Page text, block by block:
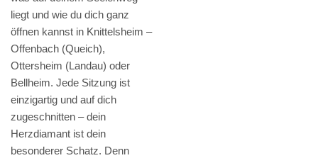
liegt und wie du dich ganz
öffnen kannst in Knittelsheim –
Offenbach (Queich),
Ottersheim (Landau) oder
Bellheim. Jede Sitzung ist
einzigartig und auf dich
zugeschnitten – dein
Herzdiamant ist dein
besonderer Schatz. Denn